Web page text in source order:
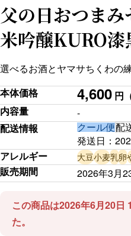
父の日おつまみ
米吟醸KURO漆
選べるお酒とヤマサちくわの
本体価格
4,600 円
内容量
-
配送情報
クール便配
発送日：
アレルギー
大豆小麦乳卵
販売期間 2026年3月
この商品は2026年6月20日
た。